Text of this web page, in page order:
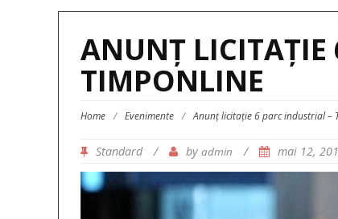
ANUNȚ LICITAȚIE
TIMPONLINE
Home / Evenimente / Anunț licitație 6 parc industrial –
Standard / by admin / mai 12,